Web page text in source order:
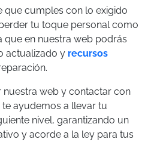
que cumples con lo exigido
tu toque personal como
que en nuestra web podrás
actualizado y recursos
nuestra web y contactar con
ayudemos a llevar tu
nivel, garantizando un
y acorde a la ley para tus